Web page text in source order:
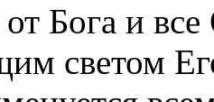
Бога и
светом